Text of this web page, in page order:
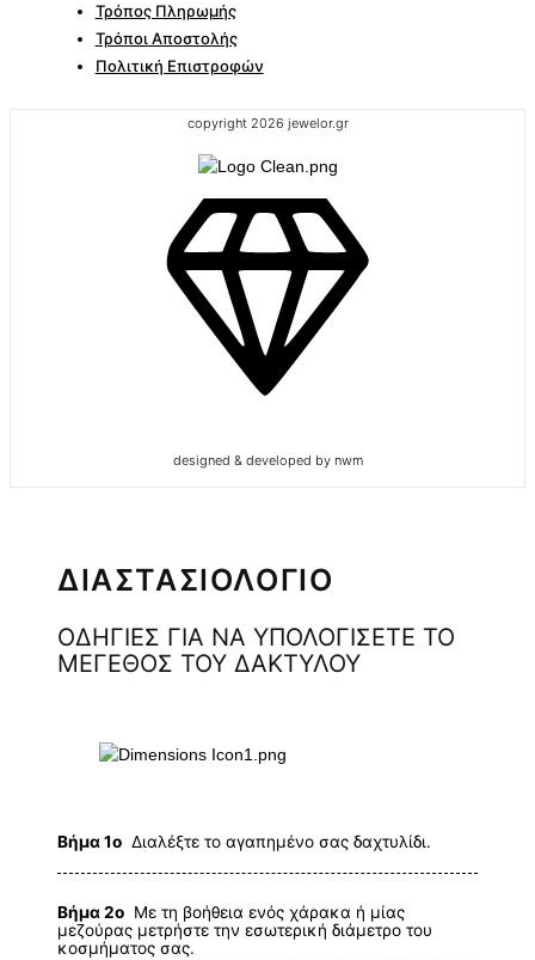
Τρόπος Πληρωμής
Τρόποι Αποστολής
Πολιτική Επιστροφών
copyright 2026 jewelor.gr
designed & developed by nwm
ΔΙΑΣΤΑΣΙΟΛΟΓΙΟ
ΟΔΗΓΙΕΣ ΓΙΑ ΝΑ ΥΠΟΛΟΓΙΣΕΤΕ ΤΟ
ΜΕΓΕΘΟΣ ΤΟΥ ΔΑΚΤΥΛΟΥ
Βήμα 1ο Διαλέξτε το αγαπημένο σας δαχτυλίδι.
Βήμα 2ο Με τη βοήθεια ενός χάρακα ή μίας
μεζούρας μετρήστε την εσωτερική διάμετρο του
κοσμήματος σας.